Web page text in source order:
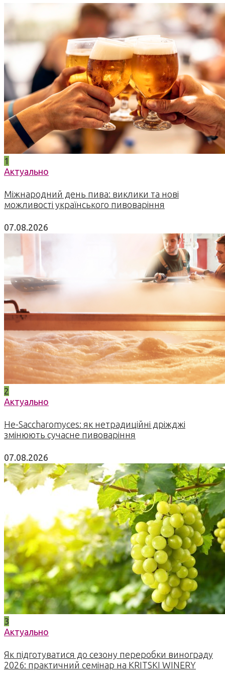
1
Актуально
Міжнародний день пива: виклики та нові
можливості українського пивоваріння
07.08.2026
2
Актуально
Не-Saccharomyces: як нетрадиційні дріжджі
змінюють сучасне пивоваріння
07.08.2026
3
Актуально
Як підготуватися до сезону переробки винограду
2026: практичний семінар на KRITSKI WINERY